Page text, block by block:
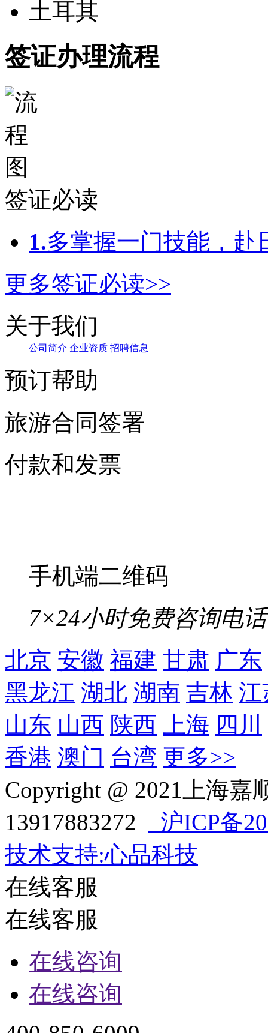
土耳其
签证办理流程
签证必读
1.多掌握一门技能，赴
更多签证必读>>
关于我们
公司简介 企业资质 招聘信息
预订帮助
旅游合同签署
付款和发票
手机端二维码
7×24小时免费咨询电话
北京 安徽 福建 甘肃 广东
黑龙江 湖北 湖南 吉林 江
山东 山西 陕西 上海 四川
香港 澳门 台湾 更多>>
Copyright @ 2021上海
13917883272
沪ICP备
技术支持:心品科技
在线客服
在线客服
在线咨询
在线咨询